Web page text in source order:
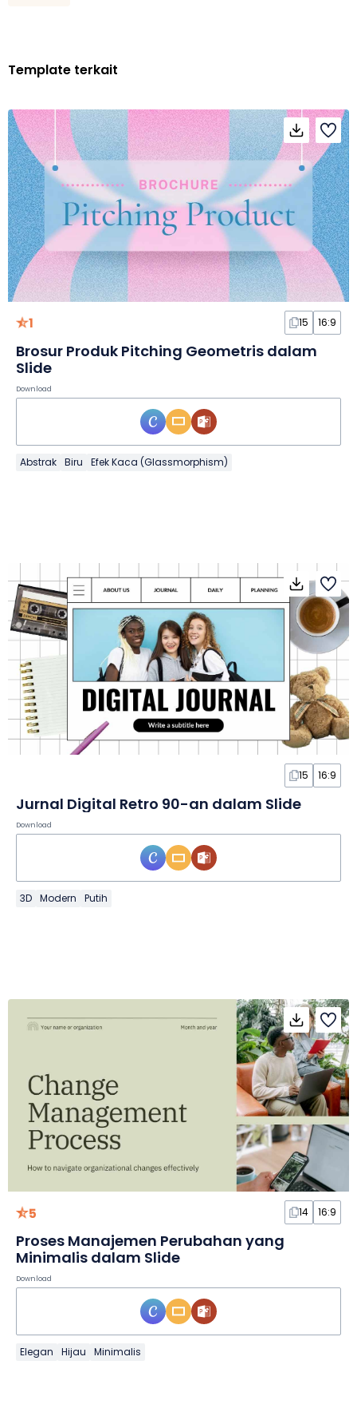
Template terkait
1 15 16:9
Brosur Produk Pitching Geometris dalam
Slide
Download
Abstrak Biru Efek Kaca (Glassmorphism)
15 16:9
Jurnal Digital Retro 90-an dalam Slide
Download
3D Modern Putih
5 14 16:9
Proses Manajemen Perubahan yang
Minimalis dalam Slide
Download
Elegan Hijau Minimalis